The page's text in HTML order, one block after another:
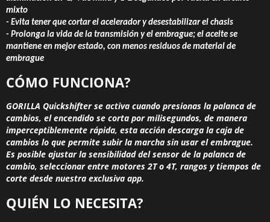
mixto
- Evita tener que cortar el acelerador y desestabilizar el chasis
- Prolonga la vida de la transmisión y el embrague; el aceite se
mantiene en mejor estado, con menos residuos de material de
embrague
CÓMO FUNCIONA?
GORILLA Quickshifter se activa cuando presionas la palanca de
cambios, el encendido se corta por milisegundos, de manera
imperceptiblemente rápida, esta acción descarga la caja de
cambios lo que permite subir la marcha sin usar el embrague.
Es posible ajustar la sensibilidad del sensor de la palanca de
cambio, seleccionar entre motores 2T o 4T, rangos y tiempos de
corte desde nuestra exclusiva app.
QUIÉN LO NECESITA?